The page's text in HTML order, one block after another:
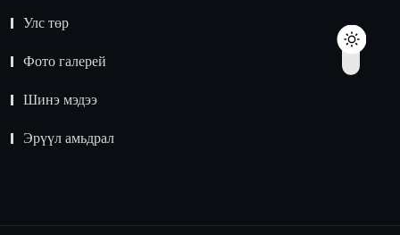
Улс төр
Фото галерей
Шинэ мэдээ
Эрүүл амьдрал